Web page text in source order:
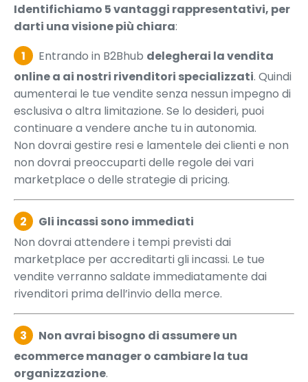
Identifichiamo 5 vantaggi rappresentativi, per
darti una visione più chiara:
1
Entrando in B2Bhub delegherai la vendita
online a ai nostri rivenditori specializzati. Quindi
aumenterai le tue vendite senza nessun impegno di
esclusiva o altra limitazione. Se lo desideri, puoi
continuare a vendere anche tu in autonomia.
Non dovrai gestire resi e lamentele dei clienti e non
non dovrai preoccuparti delle regole dei vari
marketplace o delle strategie di pricing.
2
Gli incassi sono immediati
Non dovrai attendere i tempi previsti dai
marketplace per accreditarti gli incassi. Le tue
vendite verranno saldate immediatamente dai
rivenditori prima dell’invio della merce.
3
Non avrai bisogno di assumere un
ecommerce manager o cambiare la tua
organizzazione.